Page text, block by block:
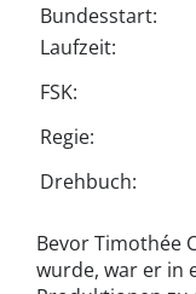
Bundesstart:
Laufzeit:
FSK:
Regie:
Drehbuch:
Bevor Timothée
wurde, war er in